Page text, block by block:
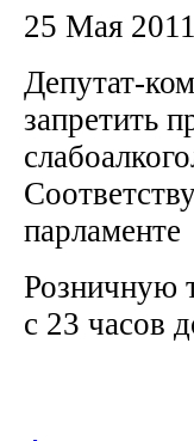
25 Мая 2011
Депутат-
запретить
парламенте
Розничную
с 23 часов